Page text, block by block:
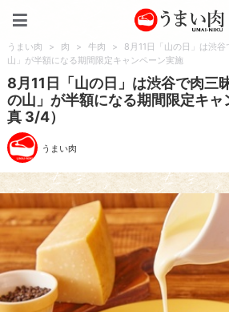
うまい肉 > 肉 > 牛肉 >
8月11日「山の日」は渋
山」が半額になる期間限定キャンペーン実施
8月11日「山の日」は渋谷で肉三
の山」が半額になる期間限定キャ
真 3/4）
うまい肉